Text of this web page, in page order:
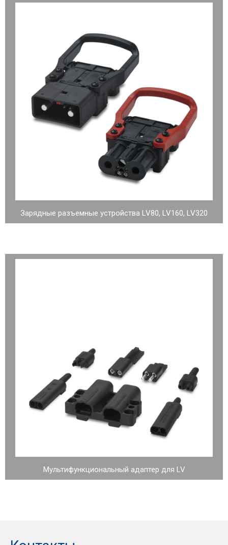
Зарядные разъемные устройства LV80, LV160, LV320
Мультифункциональный адаптер для LV